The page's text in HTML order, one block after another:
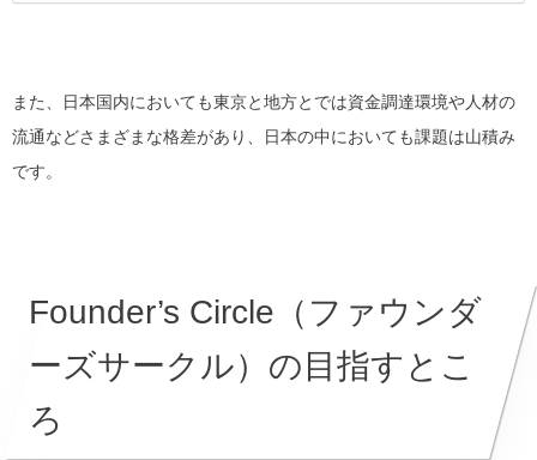
また、日本国内においても東京と地方とでは資金調達環境や人材の
流通などさまざまな格差があり、日本の中においても課題は山積み
です。
Founder’s Circle（ファウンダ
ーズサークル）の目指すとこ
ろ